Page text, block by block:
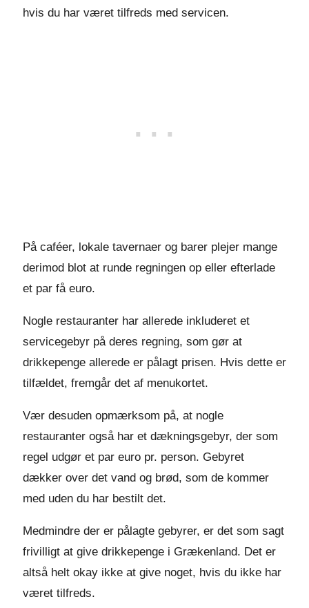
hvis du har været tilfreds med servicen.
På caféer, lokale tavernaer og barer plejer mange
derimod blot at runde regningen op eller efterlade
et par få euro.
Nogle restauranter har allerede inkluderet et
servicegebyr på deres regning, som gør at
drikkepenge allerede er pålagt prisen. Hvis dette er
tilfældet, fremgår det af menukortet.
Vær desuden opmærksom på, at nogle
restauranter også har et dækningsgebyr, der som
regel udgør et par euro pr. person. Gebyret
dækker over det vand og brød, som de kommer
med uden du har bestilt det.
Medmindre der er pålagte gebyrer, er det som sagt
frivilligt at give drikkepenge i Grækenland. Det er
altså helt okay ikke at give noget, hvis du ikke har
været tilfreds.